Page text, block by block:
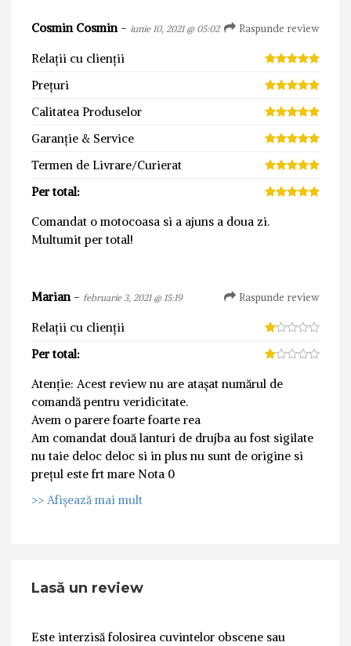
Cosmin Cosmin- iunie 10, 2021 @ 05:02 Raspunde review
Relații cu clienții
Prețuri
Calitatea Produselor
Garanție & Service
Termen de Livrare/Curierat
Per total:
Comandat o motocoasa si a ajuns a doua zi.
Multumit per total!
Marian- februarie 3, 2021 @ 15:19 Raspunde review
Relații cu clienții
Per total:
Atenție: Acest review nu are atașat numărul de
comandă pentru veridicitate.
Avem o parere foarte foarte rea
Am comandat două lanturi de drujba au fost sigilate
nu taie deloc deloc si in plus nu sunt de origine si
prețul este frt mare Nota 0
>> Afișează mai mult
Lasă un review
Este interzisă folosirea cuvintelor obscene sau